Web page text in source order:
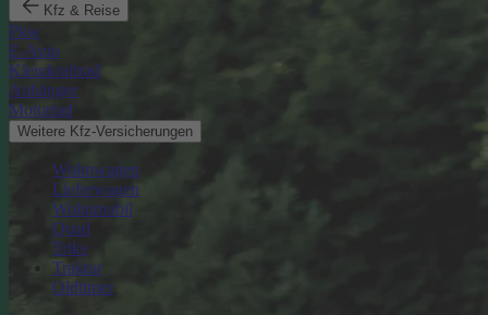
Kfz & Reise
Pkw
E-Auto
Kleinkraftrad
Anhänger
Motorrad
Weitere Kfz-Versicherungen
Wohnwagen
Lieferwagen
Wohnmobil
Quad
Trike
Traktor
Oldtimer